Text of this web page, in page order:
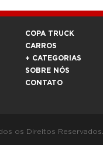
COPA TRUCK
CARROS
+ CATEGORIAS
SOBRE NÓS
CONTATO
os Direitos Reservados.